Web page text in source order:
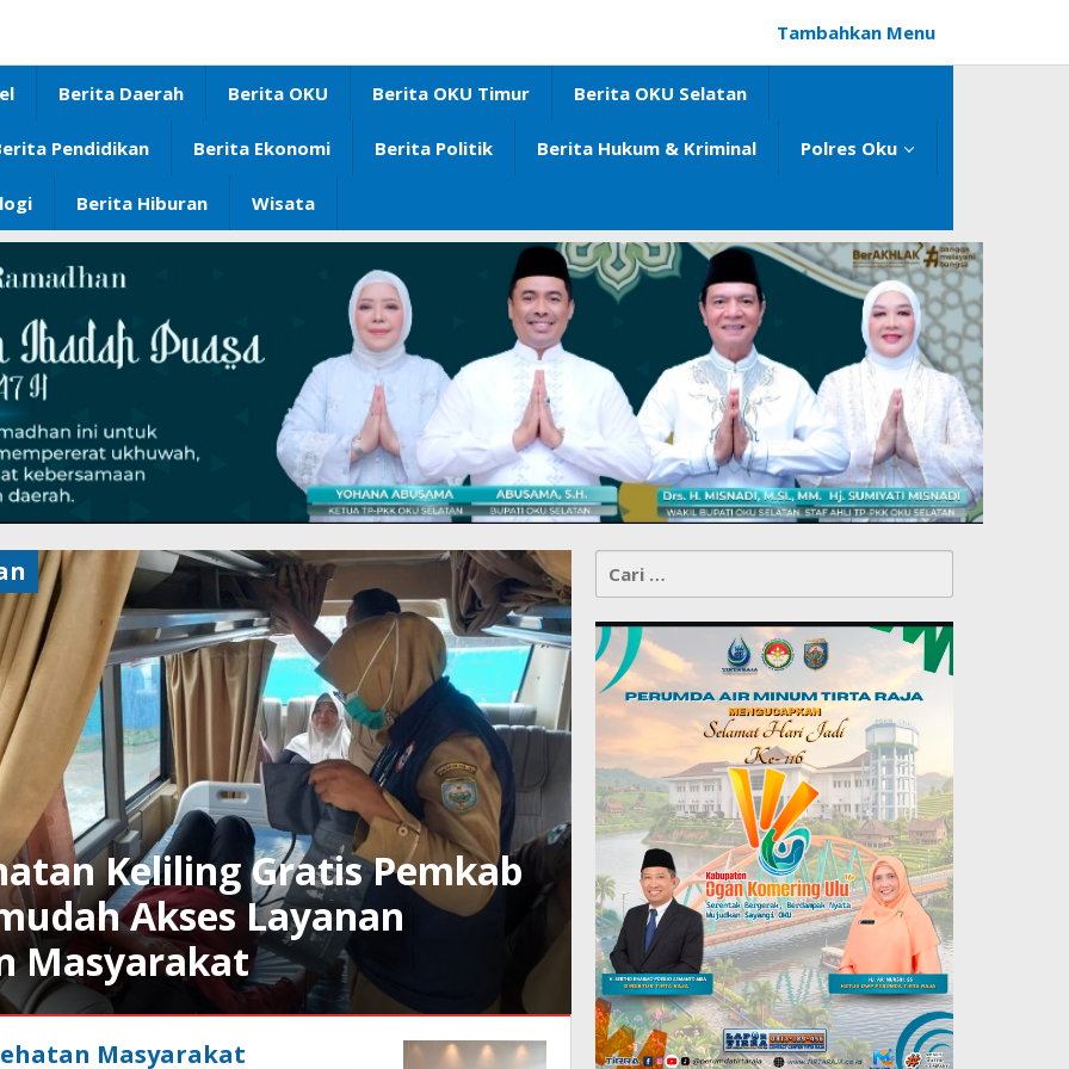
Tambahkan Menu
Berita Daerah Berita OKU Berita OKU Timur Berita OKU Selatan
Pendidikan Berita Ekonomi Berita Politik Berita Hukum & Kriminal Polres Oku
Berita Hiburan Wisata
Keliling Gratis Pemkab
Akses Layanan
Masyarakat
Masyarakat
untuk: